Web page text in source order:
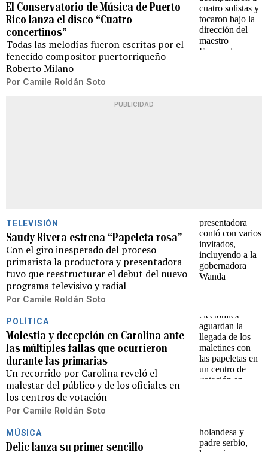
El Conservatorio de Música de Puerto
Rico lanza el disco “Cuatro
concertinos”
Todas las melodías fueron escritas por el
fenecido compositor puertorriqueño
Roberto Milano
Por Camile Roldán Soto
PUBLICIDAD
TELEVISIÓN
Saudy Rivera estrena “Papeleta rosa”
Con el giro inesperado del proceso
primarista la productora y presentadora
tuvo que reestructurar el debut del nuevo
programa televisivo y radial
Por Camile Roldán Soto
POLÍTICA
Molestia y decepción en Carolina ante
las múltiples fallas que ocurrieron
durante las primarias
Un recorrido por Carolina reveló el
malestar del público y de los oficiales en
los centros de votación
Por Camile Roldán Soto
MÚSICA
Delic lanza su primer sencillo